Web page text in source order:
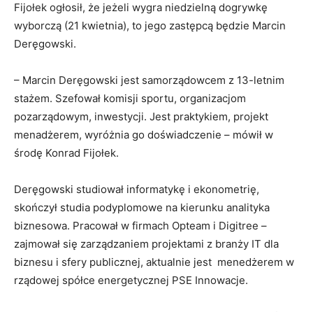
Fijołek ogłosił, że jeżeli wygra niedzielną dogrywkę
wyborczą (21 kwietnia), to jego zastępcą będzie Marcin
Deręgowski.
– Marcin Deręgowski jest samorządowcem z 13-letnim
stażem. Szefował komisji sportu, organizacjom
pozarządowym, inwestycji. Jest praktykiem, projekt
menadżerem, wyróżnia go doświadczenie – mówił w
środę Konrad Fijołek.
Deręgowski studiował informatykę i ekonometrię,
skończył studia podyplomowe na kierunku analityka
biznesowa. Pracował w firmach Opteam i Digitree –
zajmował się zarządzaniem projektami z branży IT dla
biznesu i sfery publicznej, aktualnie jest menedżerem w
rządowej spółce energetycznej PSE Innowacje.